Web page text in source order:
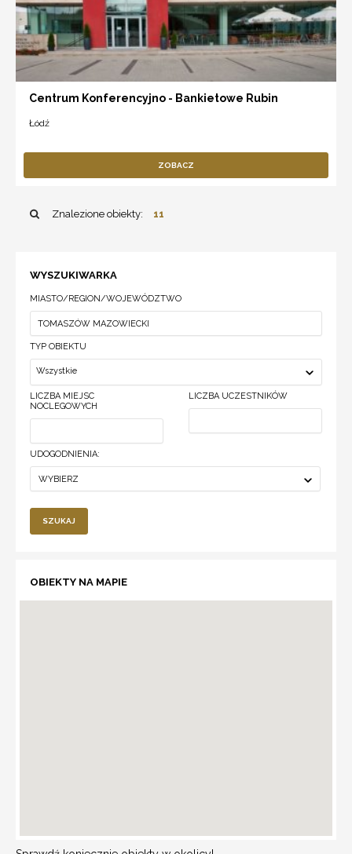
Centrum Konferencyjno - Bankietowe Rubin
Łódź
ZOBACZ
Znalezione obiekty: 11
WYSZUKIWARKA
MIASTO/REGION/WOJEWÓDZTWO
TYP OBIEKTU
Wszystkie
LICZBA MIEJSC
NOCLEGOWYCH
LICZBA UCZESTNIKÓW
UDOGODNIENIA:
WYBIERZ
SZUKAJ
OBIEKTY NA MAPIE